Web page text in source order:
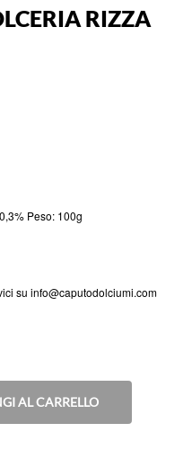
RIZZA
Peso: 100g
su info@caputodolciumi.com
AL CARRELLO